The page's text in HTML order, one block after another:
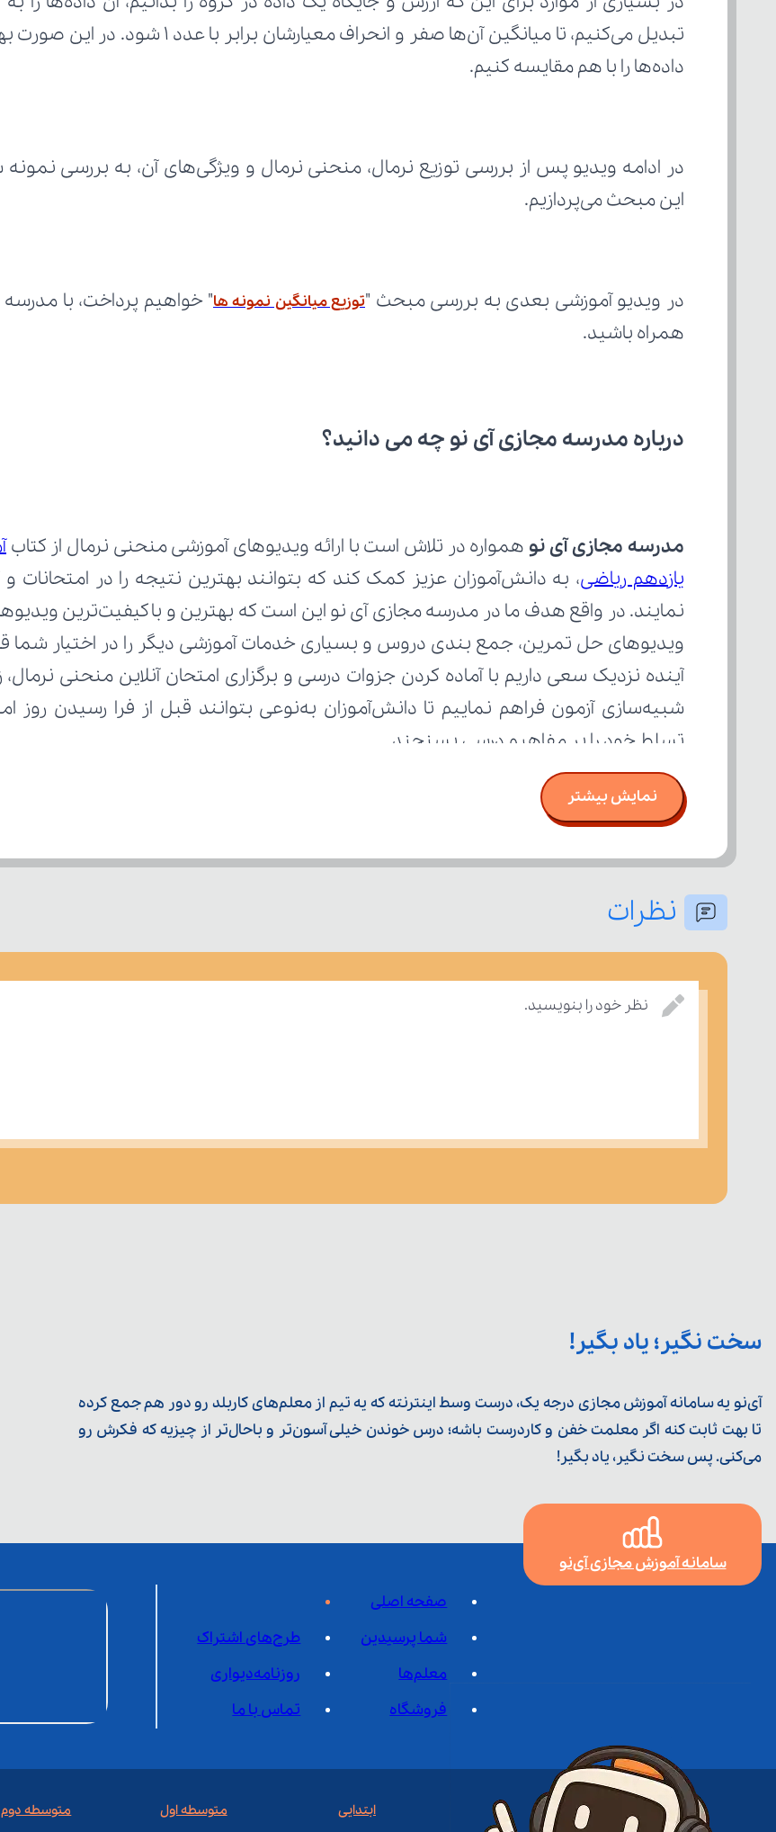
داده‌ها را با هم مقایسه کنیم.
این مبحث می‌پردازیم.
در ویدیو آموزشی بعدی به بررسی مبحث "توزیع میانگین نمونه ها
همراه باشید.
درباره مدرسه مجازی آی نو چه می‌ دانید؟
مدرسه مجازی آی نو همواره در تلاش است با ارائه ویدیوهای آموزشی منحنی نرمال از کتاب
یازدهم ریاضی
تسلط خود را بر مفاهیم درسی بسنجند.
نمایش بیشتر
نظرات
نظر خود را بنویسید.
سخت نگیر؛ یاد بگیر!
آی‌نو یه سامانه آموزش مجازی درجه یک، درست وسط اینترنته که یه تیم از معلم‌‌های کاربلد رو دور هم جمع کرده
تا بهت ثابت کنه اگر معلمت خفن و کاردرست باشه؛ درس خوندن خیلی آسون‌تر و باحال‌تر از چیزیه که فکرش رو
می‌کنی. پس سخت نگیر، یاد بگیر!
سامانه آموزش مجازی آی‌نو
صفحه اصلی
شما پرسیدین
طرح‌های اشتراک
معلم‌ها
روزنامه‌دیواری
فروشگاه
تماس با ما
ابتدایی متوسطه اول متوسطه دوم